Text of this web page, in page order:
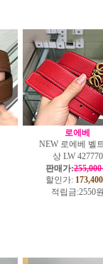
로에베
NEW 로에베 벨
상 LW 427770
판매가:
할인가: 173,400
적립금:2550